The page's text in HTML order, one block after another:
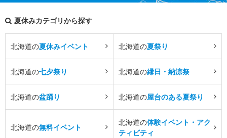
夏休みカテゴリから探す
北海道の夏休みイベント 北海道の夏祭り
北海道の七夕祭り 北海道の縁日・納涼祭
北海道の盆踊り 北海道の屋台のある夏祭り
北海道の無料イベント
北海道の体験イベント・アク
ティビティ